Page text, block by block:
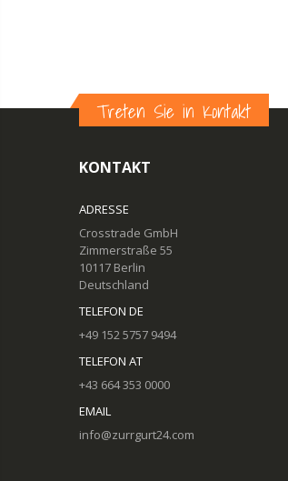
Treten Sie in Kontakt
KONTAKT
ADRESSE
Crosstrade GmbH
Zimmerstraße 55
10117 Berlin
Deutschland
TELEFON DE
+49 152 5757 9494
TELEFON AT
+43 664 353 0000
EMAIL
info@zurrgurt24.com